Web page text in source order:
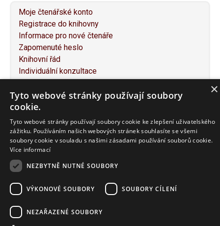
Moje čtenářské konto
Registrace do knihovny
Informace pro nové čtenáře
Zapomenuté heslo
Knihovní řád
Individuální konzultace
Návrh na nákup knihy
Napište nám
Mapa webu
Prohlášení o přístupnosti
F
c
b
T
t
P
n
a
pedagogická a teologická
×
Tyto webové stránky používají soubory
cookie.
Tyto webové stránky používají soubory cookie ke zlepšení uživatelského
zážitku. Používáním našich webových stránek souhlasíte se všemi
soubory cookie v souladu s našimi zásadami používání souborů cookie.
Více informací
NEZBYTNĚ NUTNÉ SOUBORY
VÝKONOVÉ SOUBORY SOUBORY CÍLENÍ
NEZAŘAZENÉ SOUBORY